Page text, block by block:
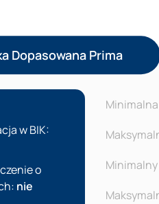
Dopasowana Prima
w BIK:
o
nie